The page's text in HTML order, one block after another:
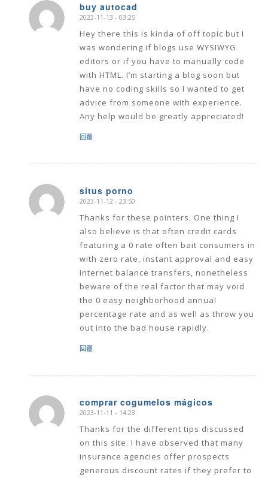
buy autocad
says:
2023-11-13 - 03:25
Hey there this is kinda of off topic but I
was wondering if blogs use WYSIWYG
editors or if you have to manually code
with HTML. I’m starting a blog soon but
have no coding skills so I wanted to get
advice from someone with experience.
Any help would be greatly appreciated!
回覆
situs porno
says:
2023-11-12 - 23:50
Thanks for these pointers. One thing I
also believe is that often credit cards
featuring a 0 rate often bait consumers in
with zero rate, instant approval and easy
internet balance transfers, nonetheless
beware of the real factor that may void
the 0 easy neighborhood annual
percentage rate and as well as throw you
out into the bad house rapidly.
回覆
comprar cogumelos mágicos
says:
2023-11-11 - 14:23
Thanks for the different tips discussed
on this site. I have observed that many
insurance agencies offer prospects
generous discount rates if they prefer to